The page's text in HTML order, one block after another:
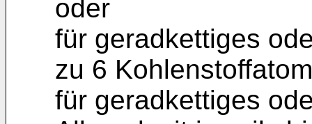
oder
für geradkettiges
zu 6
für geradkettiges